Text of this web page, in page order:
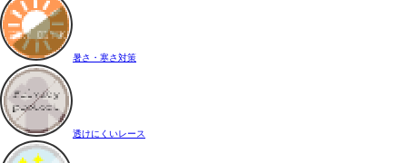
暑さ・寒さ対策
透けにくいレース